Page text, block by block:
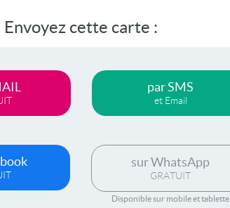
Envoyez cette carte :
par SMS
et Email
sur WhatsApp
GRATUIT
Disponible sur mobile et tablette